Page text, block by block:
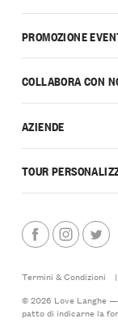
PROMOZIONE
COLLABORA CON
AZIENDE
TOUR
Termini & Condizioni |
© 2026 Love Langhe
patto di indicarne la